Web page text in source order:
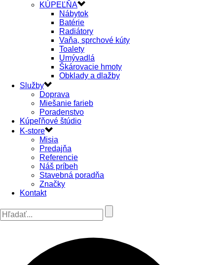
KÚPEĽŇA
Nábytok
Batérie
Radiátory
Vaňa, sprchové kúty
Toalety
Umývadlá
Škárovacie hmoty
Obklady a dlažby
Služby
Doprava
Miešanie farieb
Poradenstvo
Kúpeľňové štúdio
K-store
Misia
Predajňa
Referencie
Náš príbeh
Stavebná poradňa
Značky
Kontakt